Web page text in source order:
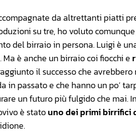
da altrettanti piatti
su tre, ho voluto
del birraio in persona. Luigi è
è anche un birraio coi fiocchi e
il successo che
in passato e che hanno un po’
un futuro più fulgido che mai.
è statouno dei primi birrifici